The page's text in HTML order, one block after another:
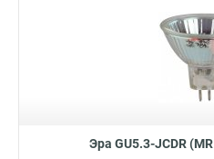
Эра GU5.3-JCDR